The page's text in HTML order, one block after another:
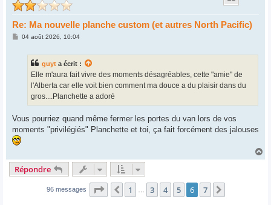
Re: Ma nouvelle planche custom (et autres North Pacific)
M04 août 2026, 10:04
guyt a écrit :
Elle m'aura fait vivre des moments désagréables, cette "amie" de
l'Alberta car elle voit bien comment ma douce a du plaisir dans du
gros....Planchette a adoré
Vous pourriez quand même fermer les portes du van lors de vos
moments "privilégiés" Planchette et toi, ça fait forcément des jalouses
a
Répondre
96 messages Page sur
Précédent
1 3 4 5 6 7